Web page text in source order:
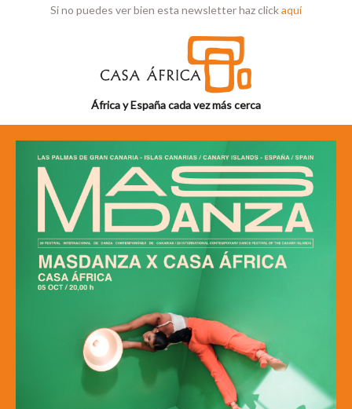
Si no puedes ver bien esta newsletter haz clickaquí
África y España cada vez más cerca